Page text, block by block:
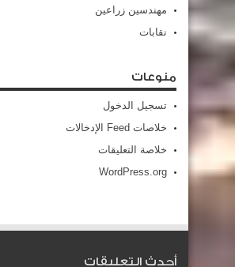
مهندسين زراعين
نقابات
منوعات
تسجيل الدخول
خلاصات Feed الإدخالات
خلاصة التعليقات
WordPress.org
أحدث التعليقات